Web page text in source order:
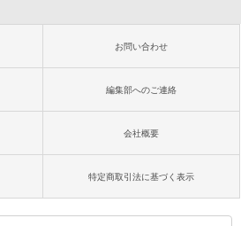
お問い合わせ
編集部へのご連絡
会社概要
特定商取引法に基づく表示